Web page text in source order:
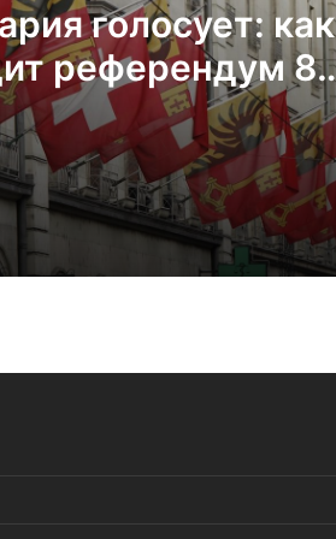
голосует: как
референдум 8